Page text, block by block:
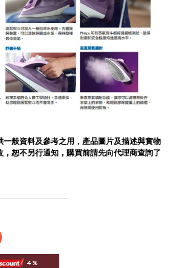
一般資料及參考之用，產品圖片及描述與實物
恕不另行通知，購買前請先向代理商查詢了
4%